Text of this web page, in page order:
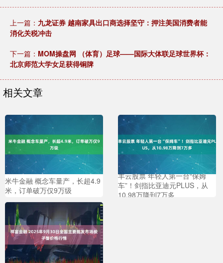
上一篇： 九龙证券 越南家具出口商选择坚守：押注美国消费者能
消化关税冲击
下一篇： MOM操盘网 （体育）足球——国际大体联足球世界杯：
北京师范大学女足获得铜牌
相关文章
米牛金融 概念车量产，长超4.9
米，订单破万仅9万级
丰云股票 年轻人第一台“保姆
车”！剑指比亚迪元PLUS，从
10.98万降到7万多